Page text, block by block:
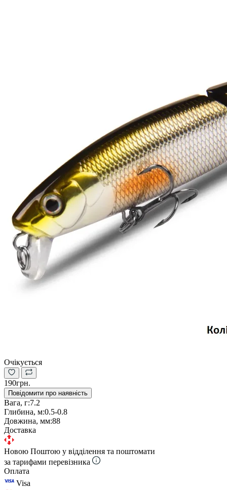
Очікується
190грн.
Повідомити про наявність
Вага, г:7.2
Глибина, м:0.5-0.8
Довжина, мм:88
Доставка
Новою Поштою у відділення та поштомати
за тарифами перевізника
Оплата
Visa